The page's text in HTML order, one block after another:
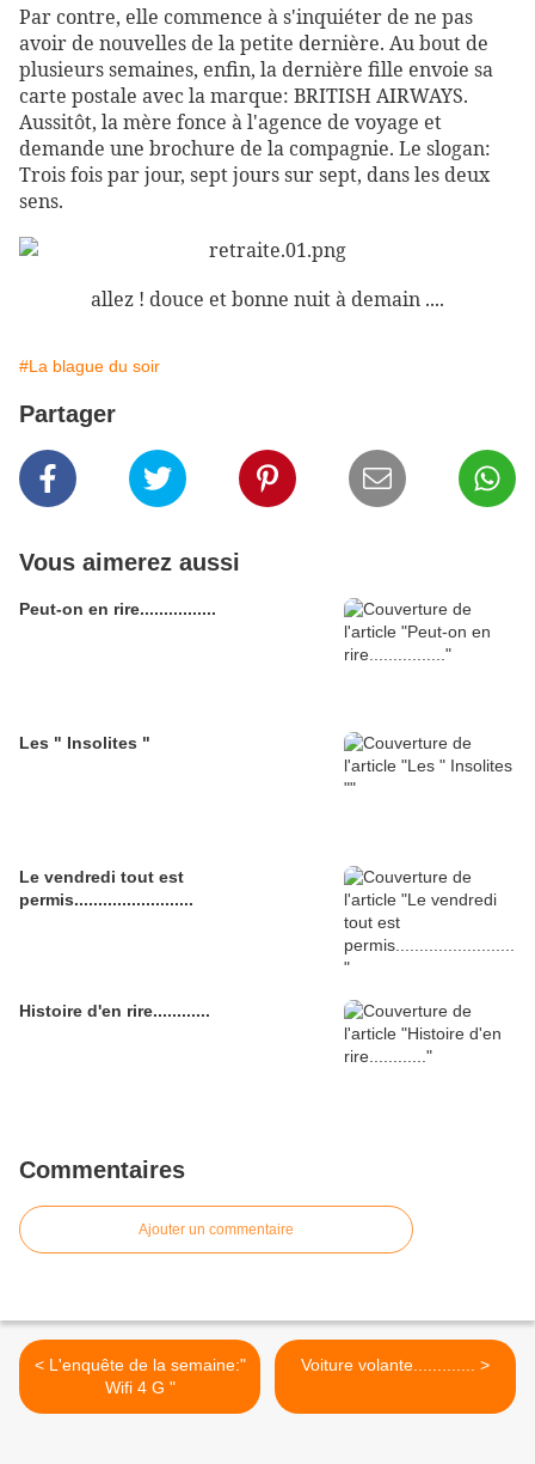
Par contre, elle commence à s'inquiéter de ne pas
avoir de nouvelles de la petite dernière. Au bout de
plusieurs semaines, enfin, la dernière fille envoie sa
carte postale avec la marque: BRITISH AIRWAYS.
Aussitôt, la mère fonce à l'agence de voyage et
demande une brochure de la compagnie. Le slogan:
Trois fois par jour, sept jours sur sept, dans les deux
sens.
allez ! douce et bonne nuit à demain ....
#La blague du soir
Partager
Vous aimerez aussi
Peut-on en rire................
Les " Insolites "
Le vendredi tout est
permis.........................
Histoire d'en rire............
Commentaires
Ajouter un commentaire
< L'enquête de la semaine:"
Wifi 4 G "
Voiture volante............. >